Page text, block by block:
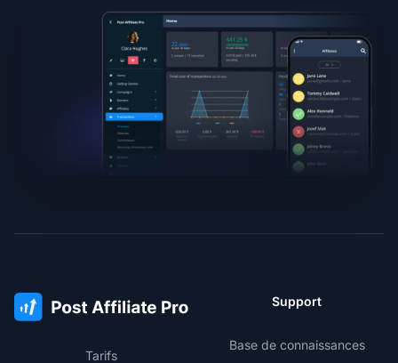
Tarifs
Support
Base de connaissances